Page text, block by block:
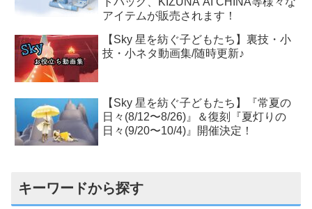
アイテムが販売されます！
【Sky 星を紡ぐ子どもたち】裏技・小
技・小ネタ動画集/随時更新♪
【Sky 星を紡ぐ子どもたち】『常夏の
日々(8/12〜8/26)』＆復刻『夏灯りの
日々(9/20〜10/4)』開催決定！
キーワードから探す